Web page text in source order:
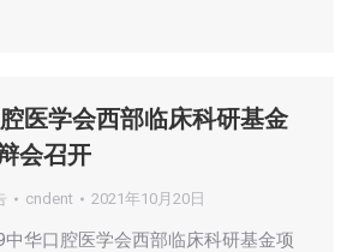
医学会西部临床科研基金
会召开
cndent 2021年10月20日
中华口腔医学会西部临床科研基金项